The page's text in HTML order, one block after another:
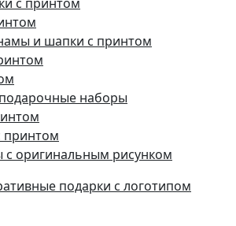
и шапки с принтом
наборы
принтом
с оригинальным рисунком
подарки с логотипом